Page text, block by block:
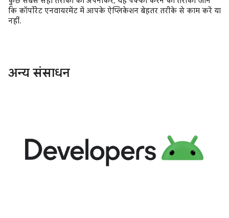
कि कॉर्पोरेट एनवायरमेंट में आपके ऐप्लिकेशन बेहतर तरीके से काम करें या
नहीं.
अन्य संसाधन